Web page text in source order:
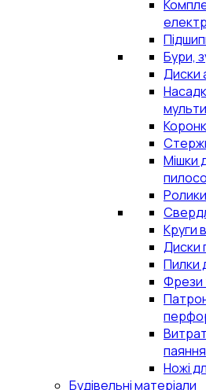
Бури,
Диски
Мішки
Круги
Диски
Пилки
Фрези
паяння
Ножі
Будівельні матеріали